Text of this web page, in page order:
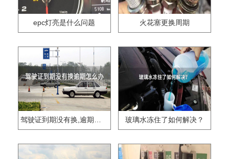
epc灯亮是什么问题 火花塞更换周期
驾驶证到期没有换,逾期怎么办?? 玻璃水冻住了如何解决？